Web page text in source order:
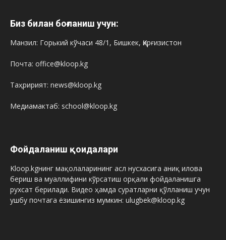
Биз билан боғланиш учун:
Манзил: Горький кўчаси 48/1, Бишкек, Қирғизистон
Почта: office@kloop.kg
Таҳририят: news@kloop.kg
Медиамактаб: school@kloop.kg
Фойдаланиш қоидалари
Kloop.kgнинг мақолаларининг асл нусхасига аниқ илова
бериш ва муаллифини кўрсатиш орқали фойдаланишга
рухсат берилади. Видео ҳамда суратларни қўлланиш учун
ушбу почтага ёзишингиз мумкин: ulugbek@kloop.kg